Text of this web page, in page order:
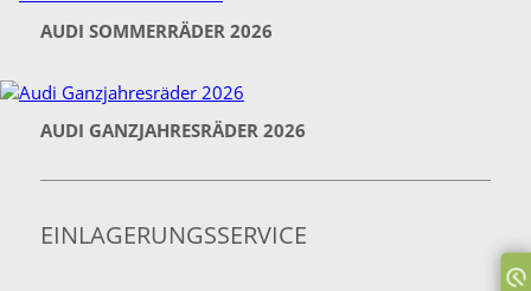
AUDI SOMMERRÄDER 2026
AUDI GANZJAHRESRÄDER 2026
EINLAGERUNGSSERVICE